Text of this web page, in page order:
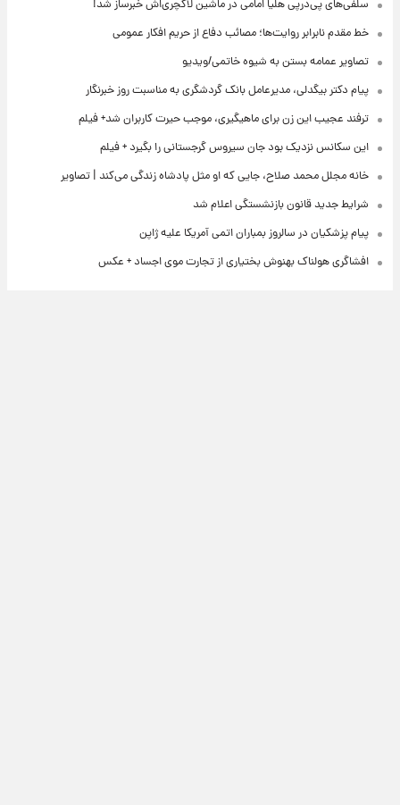
سلفی‌های پی‌درپی هلیا امامی در ماشین لاکچری‌اش خبرساز شد!
خط مقدم نابرابر روایت‌ها؛ مصائب دفاع از حریم افکار عمومی
تصاویر عمامه بستن به شیوه خاتمی/ویدیو
پیام دکتر بیگدلی، مدیرعامل بانک گردشگری به مناسبت روز خبرنگار
ترفند عجیب این زن برای ماهیگیری، موجب حیرت کاربران شد+ فیلم
این سکانس نزدیک بود جان سیروس گرجستانی را بگیرد + فیلم
خانه مجلل محمد صلاح، جایی که او مثل پادشاه زندگی می‌کند | تصاویر
شرایط جدید قانون بازنشستگی اعلام شد
پیام پزشکیان در سالروز بمباران اتمی آمریکا علیه ژاپن
افشاگری هولناک بهنوش بختیاری از تجارت موی اجساد + عکس